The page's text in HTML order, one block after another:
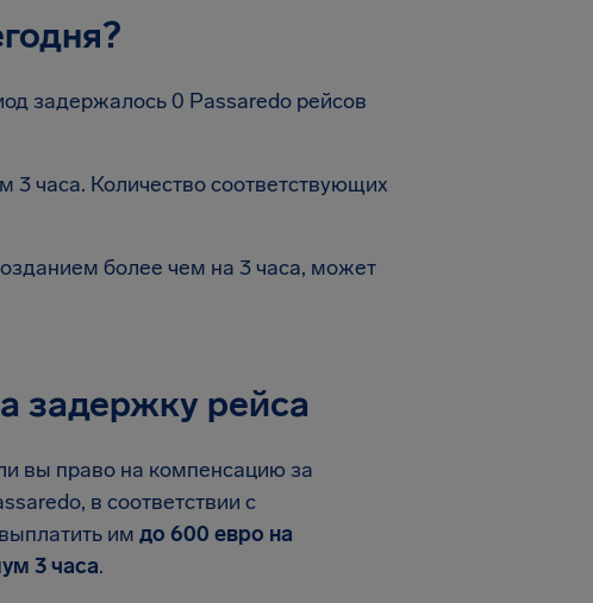
задержалось 0 Passaredo рейсов
3 часа. Количество соответствующих
более чем на 3 часа, может
задержку рейса
вы право на компенсацию за
в соответствии с
им до 600 евро на
3 часа.